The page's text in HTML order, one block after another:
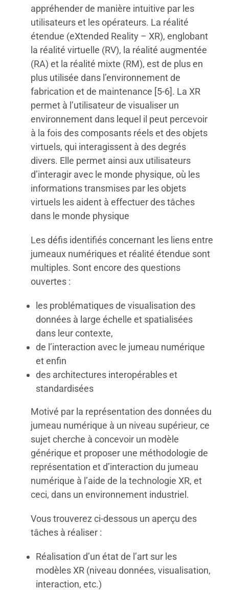
appréhender de manière intuitive par les
utilisateurs et les opérateurs. La réalité
étendue (eXtended Reality – XR), englobant
la réalité virtuelle (RV), la réalité augmentée
(RA) et la réalité mixte (RM), est de plus en
plus utilisée dans l’environnement de
fabrication et de maintenance [5-6]. La XR
permet à l’utilisateur de visualiser un
environnement dans lequel il peut percevoir
à la fois des composants réels et des objets
virtuels, qui interagissent à des degrés
divers. Elle permet ainsi aux utilisateurs
d’interagir avec le monde physique, où les
informations transmises par les objets
virtuels les aident à effectuer des tâches
dans le monde physique
Les défis identifiés concernant les liens entre
jumeaux numériques et réalité étendue sont
multiples. Sont encore des questions
ouvertes :
les problématiques de visualisation des
données à large échelle et spatialisées
dans leur contexte,
de l’interaction avec le jumeau numérique
et enfin
des architectures interopérables et
standardisées
Motivé par la représentation des données du
jumeau numérique à un niveau supérieur, ce
sujet cherche à concevoir un modèle
générique et proposer une méthodologie de
représentation et d’interaction du jumeau
numérique à l’aide de la technologie XR, et
ceci, dans un environnement industriel.
Vous trouverez ci-dessous un aperçu des
tâches à réaliser :
Réalisation d’un état de l’art sur les
modèles XR (niveau données, visualisation,
interaction, etc.)